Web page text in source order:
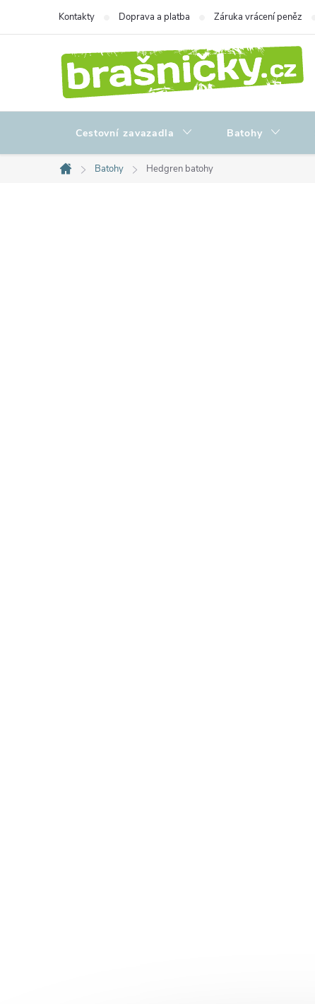
Kontakty Doprava a platba Záruka vrácení peněz
Cestovní zavazadla Batohy
Domů
Batohy Hedgren batohy